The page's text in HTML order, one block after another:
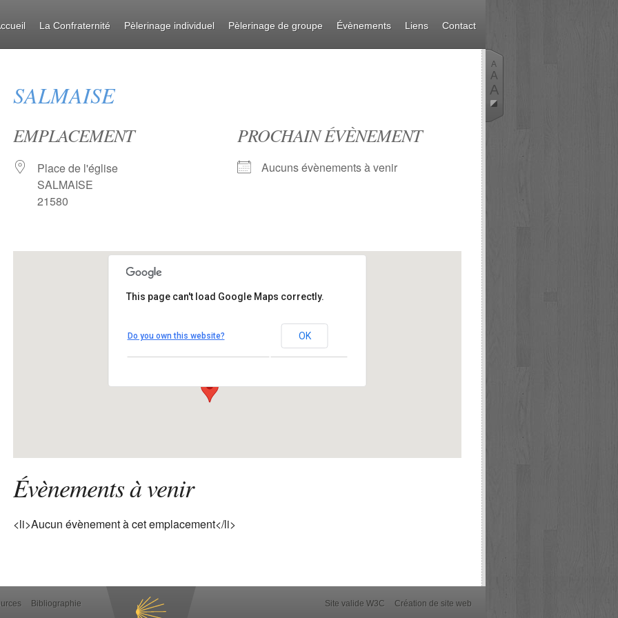
La Confraternité Pèlerinage individuel Pèlerinage de groupe Évènements Liens Contact
A
A
A
SALMAISE
EMPLACEMENT
Place de l'église
SALMAISE
21580
PROCHAIN ÉVÈNEMENT
Aucuns évènements à venir
Place de l'église - SALMAISE
Voir Évènements
This page can't load Google Maps correctly.
Do you own this website? OK
Évènements à venir
<li>Aucun évènement à cet emplacement</li>
Bibliographie Site valide W3C Création de site web